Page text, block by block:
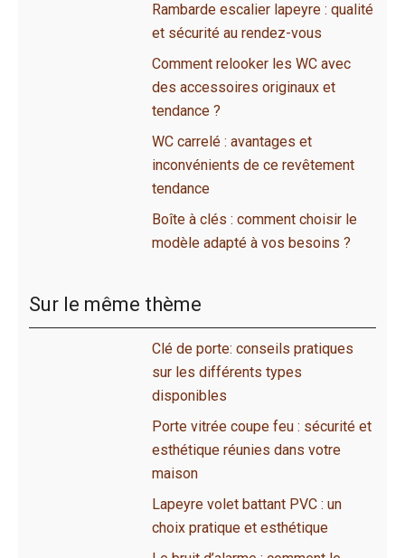
Rambarde escalier lapeyre : qualité
et sécurité au rendez-vous
Comment relooker les WC avec
des accessoires originaux et
tendance ?
WC carrelé : avantages et
inconvénients de ce revêtement
tendance
Boîte à clés : comment choisir le
modèle adapté à vos besoins ?
Sur le même thème
Clé de porte: conseils pratiques
sur les différents types
disponibles
Porte vitrée coupe feu : sécurité et
esthétique réunies dans votre
maison
Lapeyre volet battant PVC : un
choix pratique et esthétique